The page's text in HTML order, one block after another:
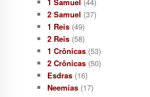
2 Samuel (37)
1 Reis(49)
2 Reis(58)
1 Crônicas(53)
2 Crônicas(50)
Esdras(16)
Neemias(17)